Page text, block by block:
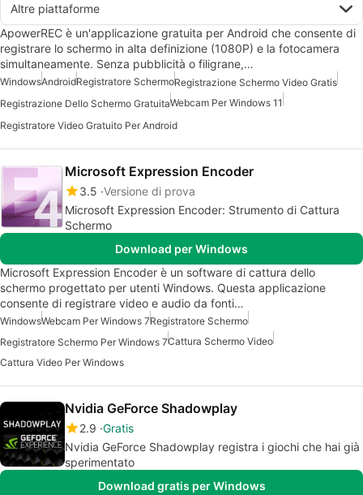
Altre piattaforme
ApowerREC è un'applicazione gratuita per Android che consente di
registrare lo schermo in alta definizione (1080P) e la fotocamera
simultaneamente. Senza pubblicità o filigrane,…
WindowsAndroidRegistratore SchermoRegistrazione Schermo Video Gratis
Registrazione Dello Schermo GratuitaWebcam Per Windows 11
Registratore Video Gratuito Per Android
Microsoft Expression Encoder
3.5 Versione di prova
Microsoft Expression Encoder: Strumento di Cattura
Schermo
Download per Windows
Microsoft Expression Encoder è un software di cattura dello
schermo progettato per utenti Windows. Questa applicazione
consente di registrare video e audio da fonti…
WindowsWebcam Per Windows 7Registratore Schermo
Registratore Schermo Per Windows 7Cattura Schermo Video
Cattura Video Per Windows
Nvidia GeForce Shadowplay
2.9 Gratis
Nvidia GeForce Shadowplay registra i giochi che hai già
sperimentato
Download gratis per Windows